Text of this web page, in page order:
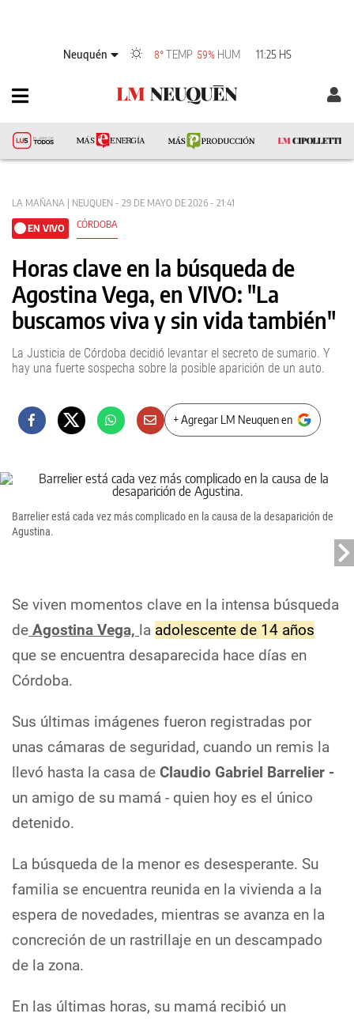
Neuquén 8° TEMP 59% HUM 11:25 HS
LA MAÑANA | NEUQUEN - 29 DE MAYO DE 2026 - 21:41
EN VIVO CÓRDOBA
Horas clave en la búsqueda de
Agostina Vega, en VIVO: "La
buscamos viva y sin vida también"
La Justicia de Córdoba decidió levantar el secreto de sumario. Y
hay una fuerte sospecha sobre la posible aparición de un auto.
+ Agregar LM Neuquen en
Barrelier está cada vez más complicado en la causa de la desaparición de
Agustina.
Se viven momentos clave en la intensa búsqueda
de Agostina Vega, la adolescente de 14 años
que se encuentra desaparecida hace días en
Córdoba.
Sus últimas imágenes fueron registradas por
unas cámaras de seguridad, cuando un remis la
llevó hasta la casa de Claudio Gabriel Barrelier -
un amigo de su mamá - quien hoy es el único
detenido.
La búsqueda de la menor es desesperante. Su
familia se encuentra reunida en la vivienda a la
espera de novedades, mientras se avanza en la
concreción de un rastrillaje en un descampado
de la zona.
En las últimas horas, su mamá recibió un